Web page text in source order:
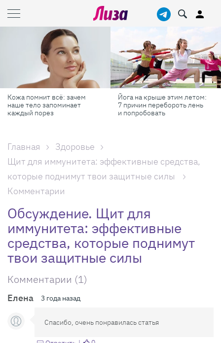
Йога на крыше этим летом:
7 причин перебороть лень
и попробовать
Готовь как шеф-
профессиональных
секретов, которые
Главная
Здоровье
Щит для иммунитета: эффективные средства,
которые поднимут твои защитные силы
Комментарии
Обсуждение. Щит для
иммунитета: эффективные
средства, которые поднимут
твои защитные силы
Комментарии (1)
Елена 3 года назад
Спасибо, очень понравилась статья